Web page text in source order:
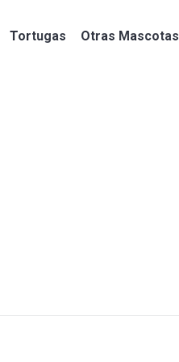
Tortugas Otras Mascotas
Tortugas Otras Mascotas